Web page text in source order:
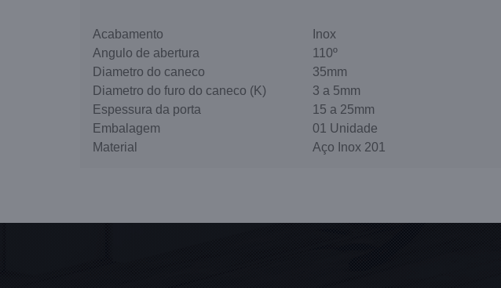
Acabamento
Inox
Angulo de abertura
110º
Diametro do caneco
35mm
Diametro do furo do caneco (K)
3 a 5mm
Espessura da porta
15 a 25mm
Embalagem
01 Unidade
Material
Aço Inox 201